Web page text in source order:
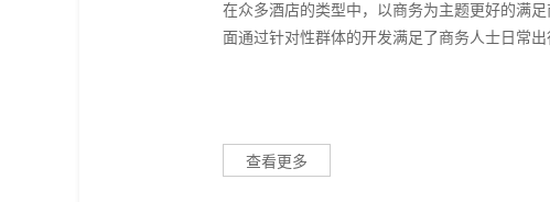
在众多酒店的类型中，以商务为主题更好的满
面通过针对性群体的开发满足了商务人士日常出
查看更多